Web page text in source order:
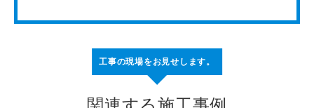
工事の現場をお見せします。